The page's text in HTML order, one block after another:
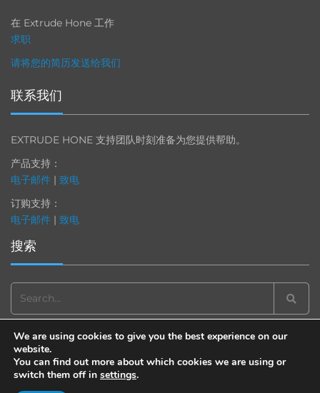
在 Extrude Hone 工作
求职
请将您的简历发送给我们
联系我们
EXTRUDE HONE 支持团队时刻准备为您提供帮助。
产品支持：
电子邮件 | 致电
订购支持：
电子邮件 | 致电
搜索
Search
for:
© 2013-2025 Extrude Hone. All rights reserved.
We are using cookies to give you the best experience on our
website.
You can find out more about which cookies we are using or
switch them off in settings.